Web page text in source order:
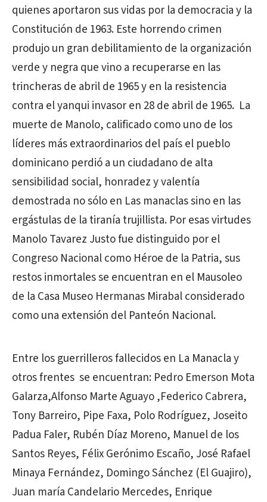
quienes aportaron sus vidas por la democracia y la
Constitución de 1963. Este horrendo crimen
produjo un gran debilitamiento de la organización
verde y negra que vino a recuperarse en las
trincheras de abril de 1965 y en la resistencia
contra el yanqui invasor en 28 de abril de 1965. La
muerte de Manolo, calificado como uno de los
líderes más extraordinarios del país el pueblo
dominicano perdió a un ciudadano de alta
sensibilidad social, honradez y valentía
demostrada no sólo en Las manaclas sino en las
ergástulas de la tiranía trujillista. Por esas virtudes
Manolo Tavarez Justo fue distinguido por el
Congreso Nacional como Héroe de la Patria, sus
restos inmortales se encuentran en el Mausoleo
de la Casa Museo Hermanas Mirabal considerado
como una extensión del Panteón Nacional.
Entre los guerrilleros fallecidos en La Manacla y
otros frentes se encuentran: Pedro Emerson Mota
Galarza,Alfonso Marte Aguayo ,Federico Cabrera,
Tony Barreiro, Pipe Faxa, Polo Rodríguez, Joseito
Padua Faler, Rubén Díaz Moreno, Manuel de los
Santos Reyes, Félix Gerónimo Escaño, José Rafael
Minaya Fernández, Domingo Sánchez (El Guajiro),
Juan maría Candelario Mercedes, Enrique